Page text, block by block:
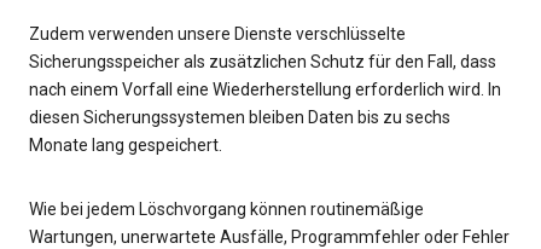
Zudem verwenden unsere Dienste verschlüsselte
Sicherungsspeicher als zusätzlichen Schutz für den Fall, dass
nach einem Vorfall eine Wiederherstellung erforderlich wird. In
diesen Sicherungssystemen bleiben Daten bis zu sechs
Monate lang gespeichert.
Wie bei jedem Löschvorgang können routinemäßige
Wartungen, unerwartete Ausfälle, Programmfehler oder Fehler